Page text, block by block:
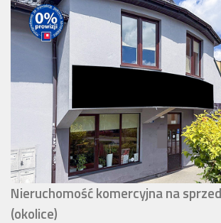
Nieruchomość komercyjna na
(okolice)